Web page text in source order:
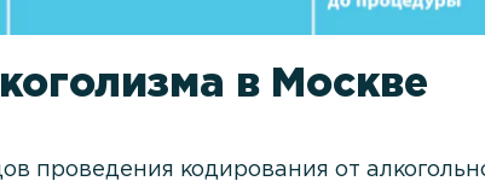
в Москве
проведения кодирования от